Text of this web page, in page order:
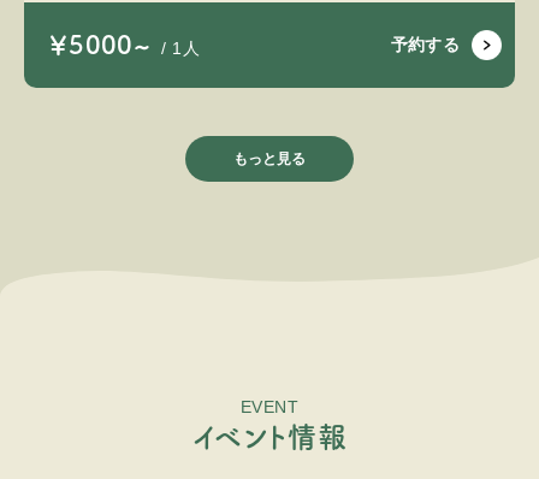
￥5000~ / 1人 予約する
もっと見る
EVENT
イベン ト情報